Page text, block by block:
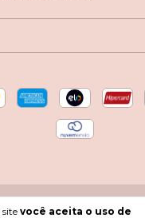
você aceita o uso de
de Laço -